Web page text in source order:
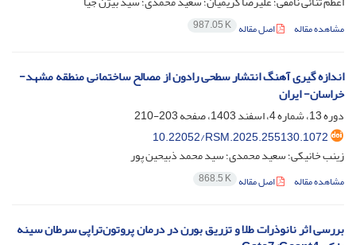
مشاهده مقاله اصل مقاله 987.05 K
اندازه گیری آهنگ انتشار سطحی رادون از مصالح ساختمانی منطقه مشهد-
خراسان- ایران
دوره 13، شماره 4، اسفند 1403، صفحه
203-210
10.22052/RSM.2025.255130.1072
زینب خانیکی؛ سعید محمدی؛ سید محمد ذبیحین پور
مشاهده مقاله اصل مقاله 868.5 K
بررسی اثر نانوذرات طلا و تزریق بورن در درمان پروتون‌تراپی سرطان سینه